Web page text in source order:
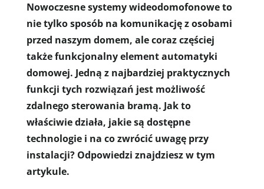
Nowoczesne systemy wideodomofonowe to
nie tylko sposób na komunikację z osobami
przed naszym domem, ale coraz częściej
także funkcjonalny element automatyki
domowej. Jedną z najbardziej praktycznych
funkcji tych rozwiązań jest możliwość
zdalnego sterowania bramą. Jak to
właściwie działa, jakie są dostępne
technologie i na co zwrócić uwagę przy
instalacji? Odpowiedzi znajdziesz w tym
artykule.